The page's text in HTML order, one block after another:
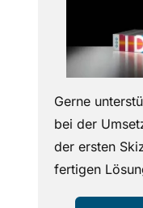
Gerne
bei der
der ersten
fertigen